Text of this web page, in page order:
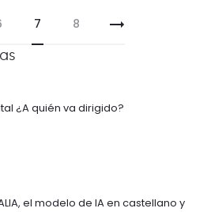
7 8
¿A quién va dirigido?
el modelo de IA en castellano y